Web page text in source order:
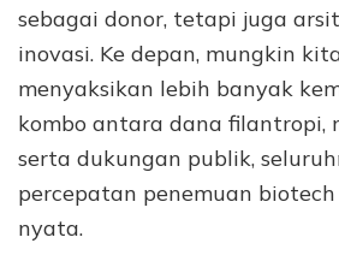
sebagai donor, tetapi juga
inovasi. Ke depan, mungkin
menyaksikan lebih banyak
kombo antara dana filantropi,
serta dukungan publik,
percepatan penemuan
nyata.